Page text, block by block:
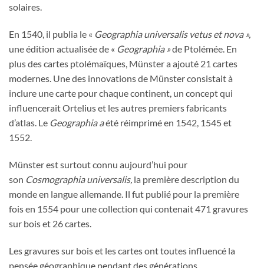
solaires.
En 1540, il publia le « Geographia universalis vetus et nova»,
une édition actualisée de « Geographia »de Ptolémée. En
plus des cartes ptolémaïques, Münster a ajouté 21 cartes
modernes. Une des innovations de Münster consistait à
inclure une carte pour chaque continent, un concept qui
influencerait Ortelius et les autres premiers fabricants
d’atlas. Le Geographia aété réimprimé en 1542, 1545 et
1552.
Münster est surtout connu aujourd’hui pour
son Cosmographia universalis, la première description du
monde en langue allemande. Il fut publié pour la première
fois en 1554 pour une collection qui contenait 471 gravures
sur bois et 26 cartes.
Les gravures sur bois et les cartes ont toutes influencé la
pensée géographique pendant des générations.